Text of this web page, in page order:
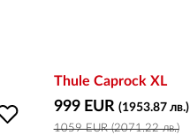
Thule Caprock XL
999 EUR (1953.87 лв.)
1059 EUR (2071.22 лв.)